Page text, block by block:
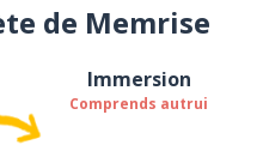
de Memrise
Immersion
Comprends autrui